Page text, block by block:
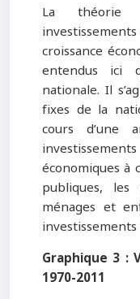
La théorie
croissance
entendus ici
nationale. Il
fixes de la
cours d’une
économiques à
publiques,
ménages et
Graphique 3 :
1970-2011